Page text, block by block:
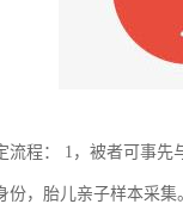
流程： 1，被者可事先
份，胎儿亲子样本采